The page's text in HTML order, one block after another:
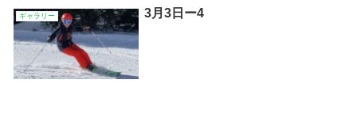
ギャラリー 3月3日ー4